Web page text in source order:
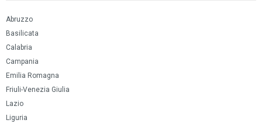
Abruzzo
Basilicata
Calabria
Campania
Emilia Romagna
Friuli-Venezia Giulia
Lazio
Liguria